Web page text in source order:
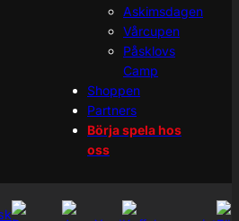
Askimsdagen
Vårcupen
Påsklovs
Camp
Shoppen
Partners
Börja spela hos
oss